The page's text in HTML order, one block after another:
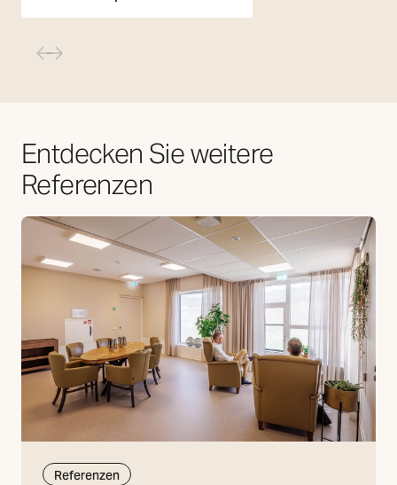
Entdecken Sie weitere
Referenzen
Referenzen